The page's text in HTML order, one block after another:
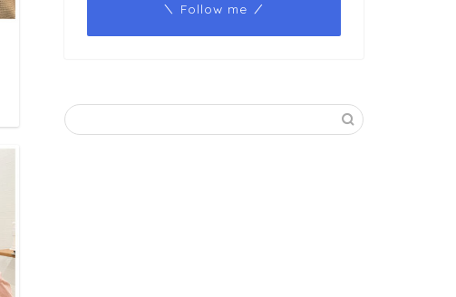
＼ Follow me ／